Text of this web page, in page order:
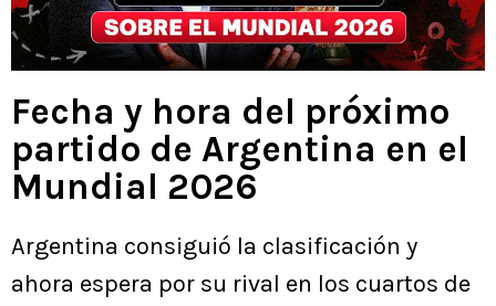
Fecha y hora del próximo
partido de Argentina en el
Mundial 2026
Argentina consiguió la clasificación y
ahora espera por su rival en los cuartos de